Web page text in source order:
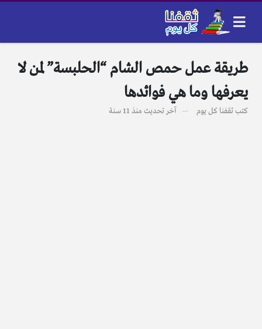
طريقة عمل حمص الشام “الحلبسة” لمن لا
يعرفها وما هي فوائدها
كتبثقفنا كل يوم آخر تحديث منذ 11 سنة